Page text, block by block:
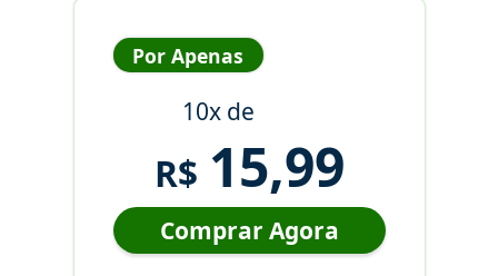
Por Apenas
10x de
R$ 15,99
Comprar Agora